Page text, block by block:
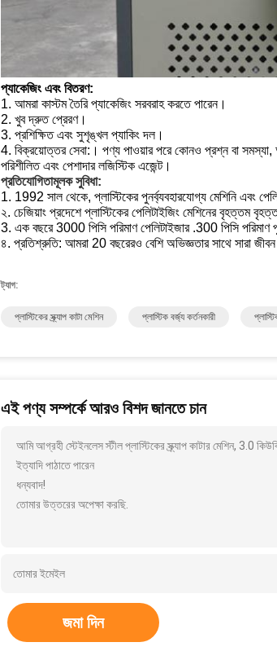
প্যাকেজিং এবং বিতরণ:
1. আমরা কাস্টম তৈরি প্যাকেজিং সরবরাহ করতে পারেন।
2. খুব দ্রুত প্রেরণ।
3. প্রশিক্ষিত এবং সুশৃঙ্খল প্যাকিং দল।
4. বিক্রয়োত্তর সেবা:। পণ্য পাওয়ার পরে কোনও প্রশ্ন বা সমস্যা,
পরিশীলিত এবং পেশাদার লজিস্টিক এজেন্ট।
প্রতিযোগিতামূলক সুবিধা:
1. 1992 সাল থেকে, প্লাস্টিকের পুনর্ব্যবহারযোগ্য মেশিনি এবং
২. চেজিয়াং প্রদেশে প্লাস্টিকের পেলিটাইজিং মেশিনের বৃহত্তম
3. এক বছরে 3000 পিসি পরিমাণ পেলিটাইজার .300 পিসি পরিমাণ
৪. প্রতিশ্রুতি: আমরা 20 বছরেরও বেশি অভিজ্ঞতার সাথে সারা
ট্যাগ:
প্লাস্টিকের স্ক্র্যাপ কাটা মেশিন প্লাস্টিক বর্জ্য কর্তনকারী
এই পণ্য সম্পর্কে আরও বিশদ জানতে চান
আমি আগ্রহী স্টেইনলেস স্টীল প্লাস্টিকের স্ক্র্যাপ কাটার মেশিন, 3.0
ইত্যাদি পাঠাতে পারেন
ধন্যবাদ!
তোমার উত্তরের অপেক্ষা করছি.
জমা দিন